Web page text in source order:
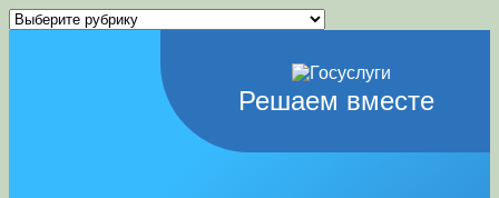
Рубрики
Решаем вместе